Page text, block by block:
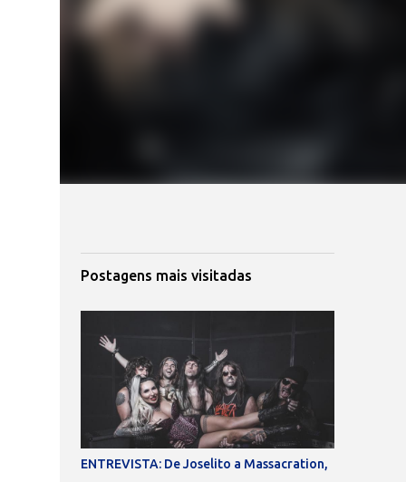
Postagens mais visitadas
ENTREVISTA: De Joselito a Massacration,